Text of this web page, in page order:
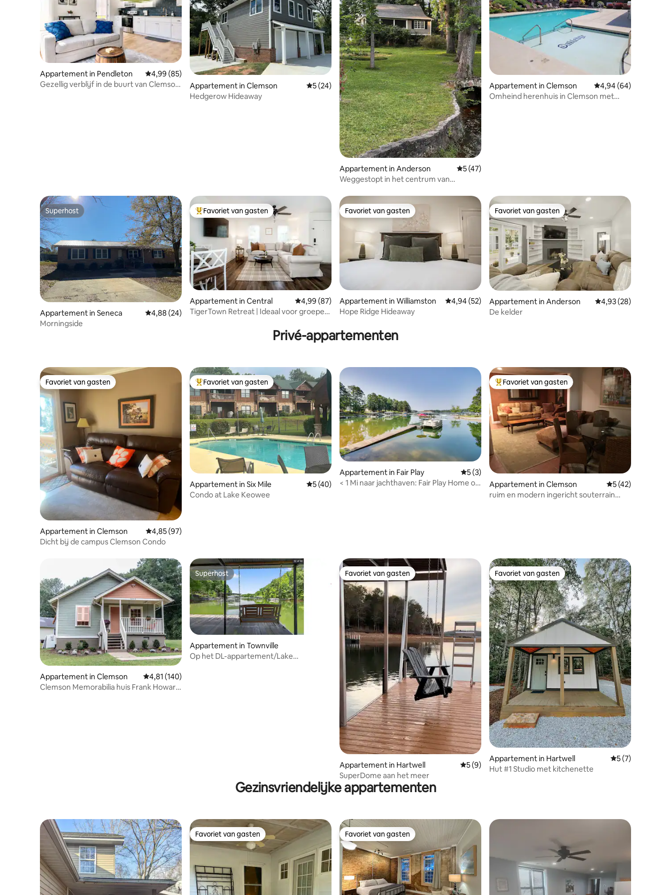
Appartement in Pendleton Gemiddelde beoordeling van 4,99 uit 5, 85 recensies
4,99 (85)
Gezellig verblijf in de buurt van Clemson
Appartement in Clemson Gemiddelde beoordeling van 5 uit 5, 24 recensies
5 (24)
Hedgerow Hideaway
Appartement in Anderson Gemiddelde beoordeling van 5 uit 5, 47 recensies
5 (47)
Weggestopt in het centrum van
Appartement in Clemson Gemiddelde
4,94 (64)
Omheind herenhuis in Clemson met
Superhost
Superhost
Appartement in Seneca Gemiddelde beoordeling van 4,88 uit 5, 24 recensies
4,88 (24)
Morningside
Topfavoriet van gasten
Favoriet van gasten
Appartement in Central Gemiddelde beoordeling van 4,99 uit 5, 87 recensies
4,99 (87)
TigerTown Retreat | Ideaal voor groepen
Favoriet van gasten
Favoriet van gasten
Appartement in Williamston Gemiddelde beoordeling van 4,94 uit 5, 52 recensies
4,94 (52)
Hope Ridge Hideaway
Favoriet van gasten
Favoriet van gasten
Appartement in Anderson Gemiddelde
4,93 (28)
De kelder
Privé-appartementen
Favoriet van gasten
Favoriet van gasten
Appartement in Clemson Gemiddelde beoordeling van 4,85 uit 5, 97 recensies
4,85 (97)
Dicht bij de campus Clemson Condo
Topfavoriet van gasten
Favoriet van gasten
Appartement in Six Mile Gemiddelde beoordeling van 5 uit 5, 40 recensies
5 (40)
Condo at Lake Keowee
Appartement in Fair Play Gemiddelde beoordeling van 5 uit 5, 3 recensies
5 (3)
< 1 Mi naar jachthaven: Fair Play Home op
Topfavoriet van gasten
Favoriet van gasten
Appartement in Clemson Gemiddelde
5 (42)
ruim en modern ingericht souterrain
Appartement in Clemson Gemiddelde beoordeling van 4,81 uit 5, 140 recensies
4,81 (140)
Clemson Memorabilia huis Frank Howard
Superhost
Superhost
Appartement in Townville
Op het DL-appartement/Lake
Favoriet van gasten
Favoriet van gasten
Appartement in Hartwell Gemiddelde beoordeling van 5 uit 5, 9 recensies
5 (9)
SuperDome aan het meer
Favoriet van gasten
Favoriet van gasten
Appartement in Hartwell Gemiddelde
5 (7)
Hut #1 Studio met kitchenette
Gezinsvriendelijke appartementen
Favoriet van gasten
Favoriet van gasten Favoriet van gasten
Favoriet van gasten